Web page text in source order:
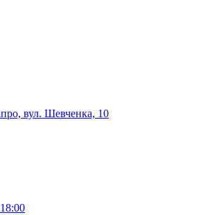
вул. Шевченка, 10